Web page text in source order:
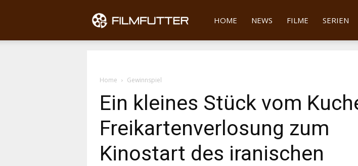
Filmfutter
HOME NEWS FILME SERIEN
Home Gewinnspiel
Ein kleines Stück vom
Freikartenverlosung zum
Kinostart des iranischen